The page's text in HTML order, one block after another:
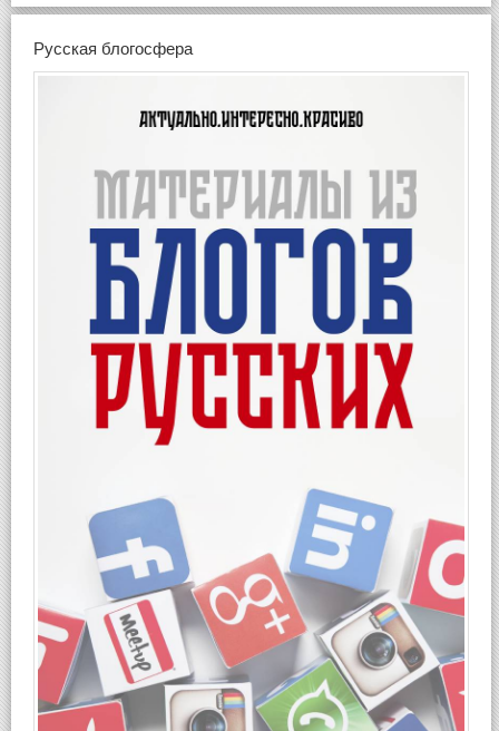
Русская блогосфера